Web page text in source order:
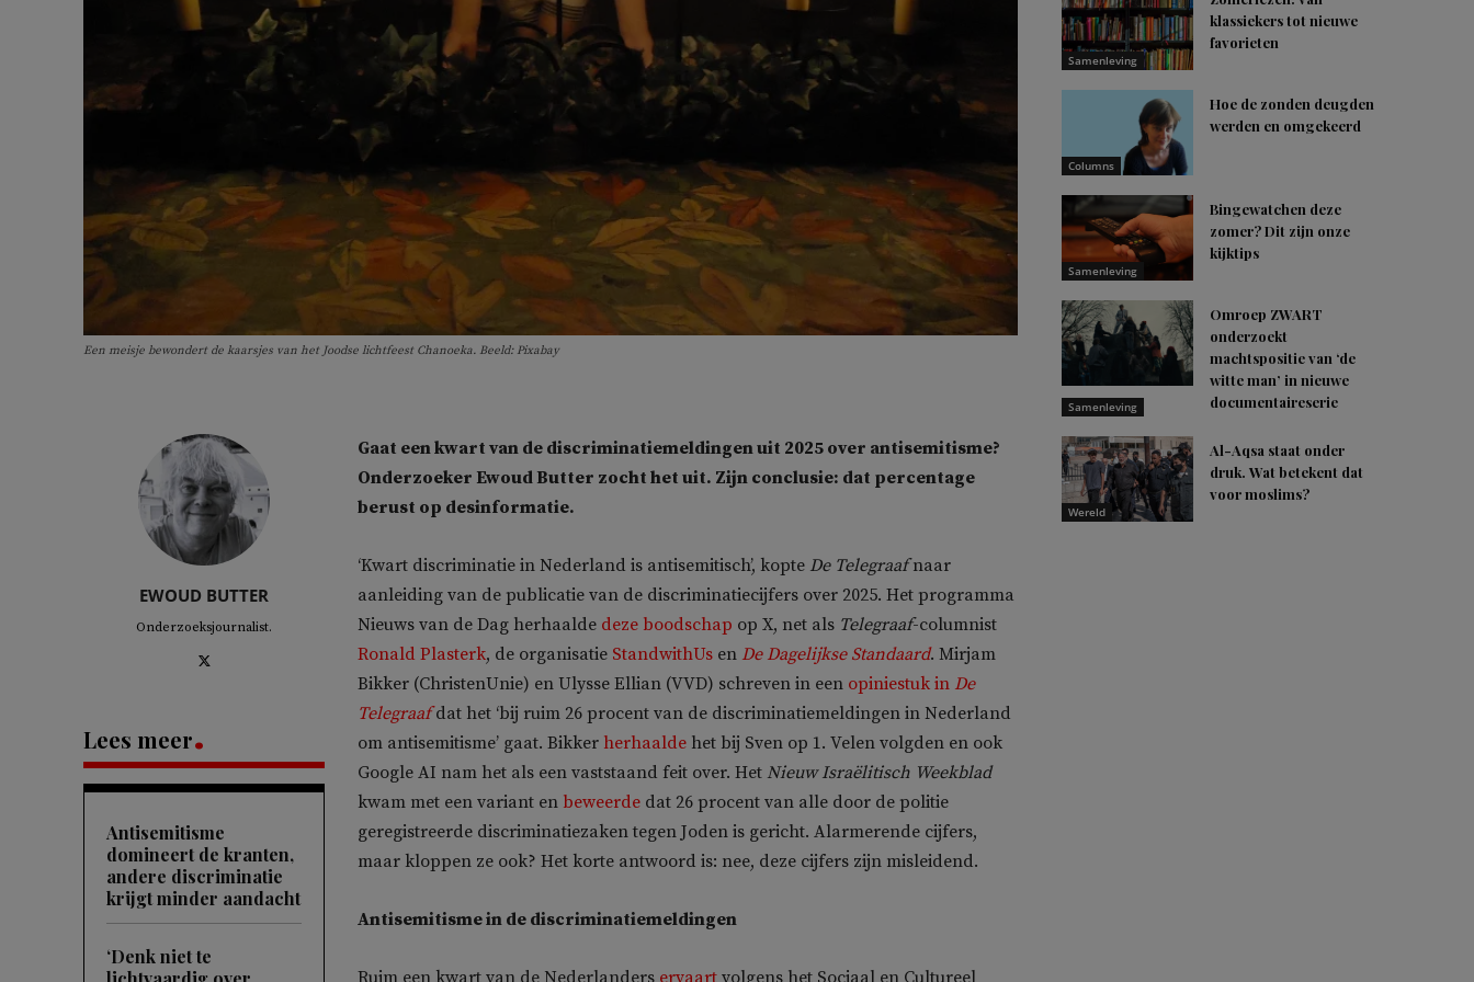
Een meisje bewondert de kaarsjes van het Joodse lichtfeest Chanoeka. Beeld: Pixabay
EWOUD BUTTER
Onderzoeksjournalist.
Lees meer
Antisemitisme
domineert de kranten,
andere discriminatie
krijgt minder aandacht
‘Denk niet te
Gaat een kwart van de discriminatiemeldingen uit 2025 over antisemitisme?
Onderzoeker Ewoud Butter zocht het uit. Zijn conclusie: dat percentage
berust op desinformatie.
‘Kwart discriminatie in Nederland is antisemitisch’, kopte De Telegraafnaar
aanleiding van de publicatie van de discriminatiecijfers over 2025. Het programma
Nieuws van de Dag herhaalde deze boodschap op X, net als Telegraaf-columnist
Ronald Plasterk, de organisatie StandwithUs en De Dagelijkse Standaard. Mirjam
Bikker (ChristenUnie) en Ulysse Ellian (VVD) schreven in een opiniestuk in De
Telegraaf dat het ‘bij ruim 26 procent van de discriminatiemeldingen in Nederland
om antisemitisme’ gaat. Bikker herhaalde het bij Sven op 1. Velen volgden en ook
Google AI nam het als een vaststaand feit over. Het Nieuw Israëlitisch Weekblad
kwam met een variant en beweerde dat 26 procent van alle door de politie
geregistreerde discriminatiezaken tegen Joden is gericht. Alarmerende cijfers,
maar kloppen ze ook? Het korte antwoord is: nee, deze cijfers zijn misleidend.
Antisemitisme in de discriminatiemeldingen
Ruim een kwart van de Nederlanders ervaart volgens het Sociaal en Cultureel
Samenleving
klassiekers tot nieuwe
favorieten
Columns
Hoe de zonden deugden
werden en omgekeerd
Samenleving
Bingewatchen deze
zomer? Dit zijn onze
kijktips
Samenleving
Omroep ZWART
onderzoekt
machtspositie van ‘de
witte man’ in nieuwe
documentaireserie
Wereld
Al-Aqsa staat onder
druk. Wat betekent dat
voor moslims?